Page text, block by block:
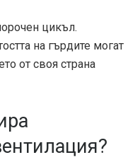
цикъл.
на гърдите могат
от своя страна